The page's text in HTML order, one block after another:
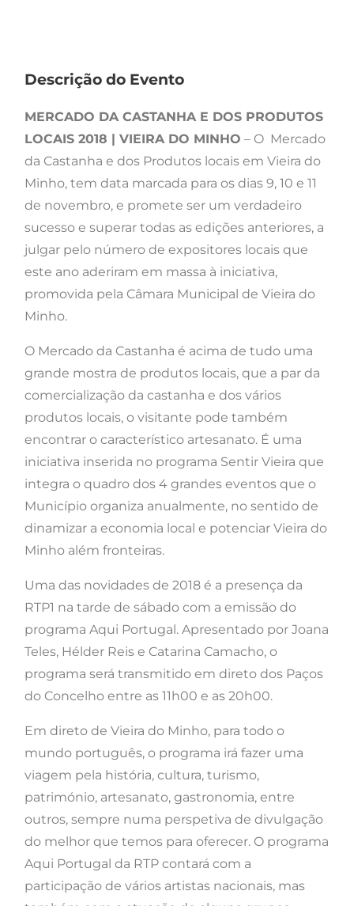
Descrição do Evento
MERCADO DA CASTANHA E DOS PRODUTOS
LOCAIS 2018 | VIEIRA DO MINHO – O Mercado
da Castanha e dos Produtos locais em Vieira do
Minho, tem data marcada para os dias 9, 10 e 11
de novembro, e promete ser um verdadeiro
sucesso e superar todas as edições anteriores, a
julgar pelo número de expositores locais que
este ano aderiram em massa à iniciativa,
promovida pela Câmara Municipal de Vieira do
Minho.
O Mercado da Castanha é acima de tudo uma
grande mostra de produtos locais, que a par da
comercialização da castanha e dos vários
produtos locais, o visitante pode também
encontrar o característico artesanato. É uma
iniciativa inserida no programa Sentir Vieira que
integra o quadro dos 4 grandes eventos que o
Município organiza anualmente, no sentido de
dinamizar a economia local e potenciar Vieira do
Minho além fronteiras.
Uma das novidades de 2018 é a presença da
RTP1 na tarde de sábado com a emissão do
programa Aqui Portugal. Apresentado por Joana
Teles, Hélder Reis e Catarina Camacho, o
programa será transmitido em direto dos Paços
do Concelho entre as 11h00 e as 20h00.
Em direto de Vieira do Minho, para todo o
mundo português, o programa irá fazer uma
viagem pela história, cultura, turismo,
património, artesanato, gastronomia, entre
outros, sempre numa perspetiva de divulgação
do melhor que temos para oferecer. O programa
Aqui Portugal da RTP contará com a
participação de vários artistas nacionais, mas